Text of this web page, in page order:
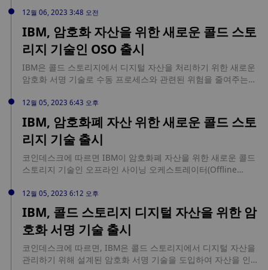
의 이후 이전 제출 서류에 대한 변경이 이루어질 것이라고 예측
했습니다. 블룸버그 인텔리전스의 제임스 세이파트에 따르면 이
번 서류 제출은 양측이 문제를 해결하기 위해 열심히 노력하고
있다는 신호라고 합니다. 피델리티, 프랭클린, 위즈덤트리를 포
함한 다른 11개 신청사의 수정안도 곧 제출될 예정입니다.
기구와 협력하여 업계 전반의 협력에 대한 적극적인 접근 방식을
보여줄 것입니다. 흥미로운 점은 Cern, NASA, 클리블랜드 클리
닉, 코넬 대학교, 임페리얼 칼리지, 예일 대학교와 같은 교육 및
연구 기관이 연합에 포함되어 있어 학계와 교류하려는 의도를 엿
려는 움직임을 보이고 있지만, 오픈소스 AI 모델과 책임감 있는
개발에 대한 지지를 계속 표명하고 있습니다. AI 얼라이언스는
그러나 지난 7월 이니셔티브인 프론티어 포럼을 출범시킨 마이
크로소프트, 구글, 오픈AI, 앤트로픽과 같은 주요 AI 개발사들은
AI 얼라이언스에서 눈에 띄게 불참하고 있습니다. 이 연합의 결
성은 2023년 초 바이든 행정부가 주요 AI 개발자들을 초청하여
책임감 있는 AI 개발에 대한 약속을 서약했던 논의에 따른 것입
니다. 책임감 있는 혁신에 대한 이러한 주목은 윤리적 AI 관행을
열은 AI 환경에서 흥미로운 역학 관계를 나타낼 수 있습니다.
하이퍼 프로텍트 오프라인 서명 오케스트레이터를 채택했습니
다. IBM, 최고 수준의 온 체인 보안을 추구하는 기관 투자자를위
한 오프라인 암호화 스토리지 공개 출처:
https://www.coinspeaker.com/ibm-offline-crypto-storage/
12월 06, 2023 3:48 오전
IBM, 암호화 자산을 위한 새로운 콜드 스토
리지 기술인 OSO 출시
IBM은 콜드 스토리지에서 디지털 자산을 처리하기 위한 새로운
암호화 서명 기술로 수동 프로세스와 관련된 위험을 줄여주는
표했습니다. OSO는 연결이 끊긴 작업, 시간 기반 보안 및 전자
서명, 여러 이해관계자가 승인한 전자 거래 등 추가적인 보안 계
층을 제공하여 고가의 거래를 보호합니다. IBM의 오랜 암호화폐
파트너이자 리플이 소유한 수탁사인 메타코는 새로운 OSO 기술
12월 05, 2023 6:43 오후
IBM, 암호화폐 자산 위한 새로운 콜드 스토
리지 기술 출시
코인데스크에 따르면 IBM이 암호화폐 자산을 위한 새로운 콜드
스토리지 기술인 오프라인 사이닝 오케스트레이터(Offline
네트워크 운영, 여러 이해관계자의 전자 거래 승인 등 추가 보안
레이어를 제공, 고액 거래의 안전성을 높였다. 미디어는 "IBM가
지난 몇년 간 키 매니지먼트, 특히 컨피덴셜 컴퓨팅(Confidential
Computing) 분야의 기술력을 제고, 해당 기술을 디지털자산 및
12월 05, 2023 6:12 오후
IBM, 콜드 스토리지 디지털 자산을 위한 암
호화 서명 기술 출시
코인데스크에 따르면, IBM은 콜드 스토리지에서 디지털 자산을
관리하기 위해 설계된 암호화 서명 기술을 도입하여 자산을 인터